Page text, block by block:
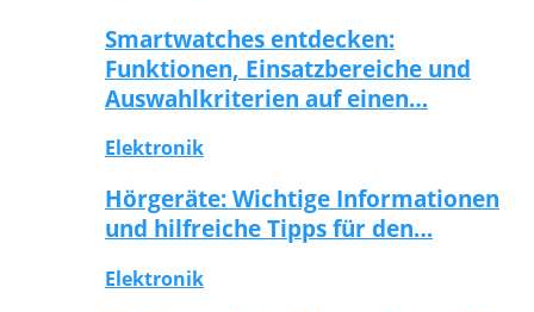
Smartwatches entdecken:
Funktionen, Einsatzbereiche und
Auswahlkriterien auf einen…
Elektronik
Hörgeräte: Wichtige Informationen
und hilfreiche Tipps für den…
Elektronik